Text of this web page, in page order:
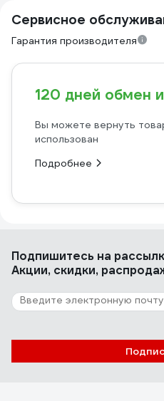
Сервисное
Гарантия производителя
120 дней обмен
Вы можете вернуть
использован
Подробнее
Подпишитесь на
Акции, скидки,